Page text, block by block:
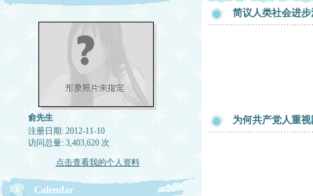
俞先生
注册日期: 2012-11-10
访问总量: 3,403,620 次
点击查看我的个人资料
Calendar
简议人类社会进
为何共产党人重